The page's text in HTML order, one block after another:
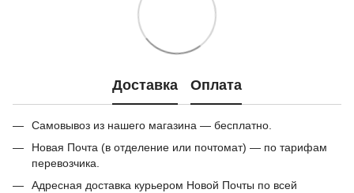
Доставка Оплата
Самовывоз из нашего магазина — бесплатно.
Новая Почта (в отделение или почтомат) — по тарифам
перевозчика.
Адресная доставка курьером Новой Почты по всей